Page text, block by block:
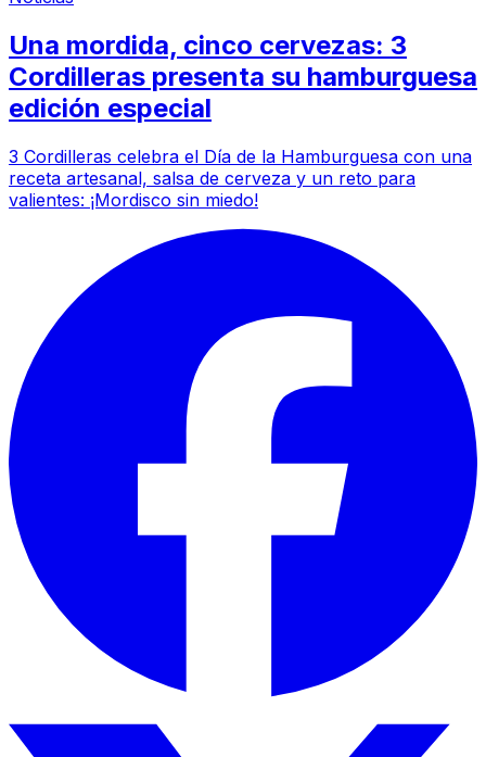
Una mordida, cinco cervezas: 3
Cordilleras presenta su hamburguesa
edición especial
3 Cordilleras celebra el Día de la Hamburguesa con una
receta artesanal, salsa de cerveza y un reto para
valientes: ¡Mordisco sin miedo!